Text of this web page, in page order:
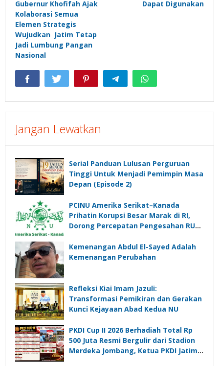
Gubernur Khofifah Ajak
Kolaborasi Semua
Elemen Strategis
Wujudkan Jatim Tetap
Jadi Lumbung Pangan
Nasional
Dapat Digunakan
Jangan Lewatkan
Serial Panduan Lulusan Perguruan
Tinggi Untuk Menjadi Pemimpin Masa
Depan (Episode 2)
PCINU Amerika Serikat–Kanada
Prihatin Korupsi Besar Marak di RI,
Dorong Percepatan Pengesahan RUU
Kemenangan Abdul El-Sayed Adalah
Kemenangan Perubahan
Refleksi Kiai Imam Jazuli:
Transformasi Pemikiran dan Gerakan
Kunci Kejayaan Abad Kedua NU
PKDI Cup II 2026 Berhadiah Total Rp
500 Juta Resmi Bergulir dari Stadion
Merdeka Jombang, Ketua PKDI Jatim: